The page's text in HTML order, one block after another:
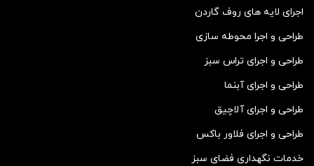
اجرای لایه های روف گاردن
طراحی و اجرا محوطه سازی
طراحی و اجرای تراس سبز
طراحی و اجرای آبنما
طراحی و اجرای آلاچیق
طراحی و اجرای فلاور باکس
خدمات نگهداری فضای سبز